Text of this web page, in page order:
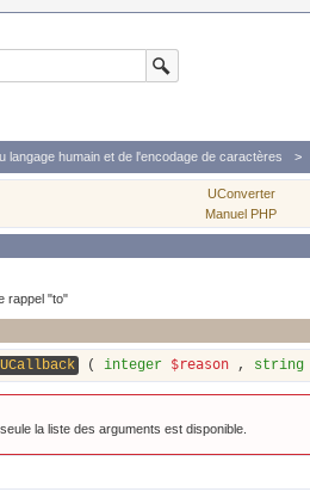
langage humain et de l'encodage de caractères
UConverter
Manuel PHP
rappel "to"
( integer $reason , string
la liste des arguments est disponible.